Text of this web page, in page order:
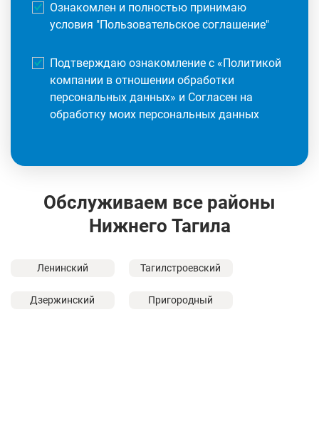
Ознакомлен и полностью принимаю
условия "Пользовательское соглашение"
Подтверждаю ознакомление с «Политикой
компании в отношении обработки
персональных данных» и Согласен на
обработку моих персональных данных
Обслуживаем все районы
Нижнего Тагила
Ленинский Тагилстроевский
Дзержинский Пригородный